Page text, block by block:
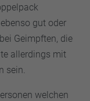
gut oder
Geimpften, die
allerdings mit
sein.
welchen